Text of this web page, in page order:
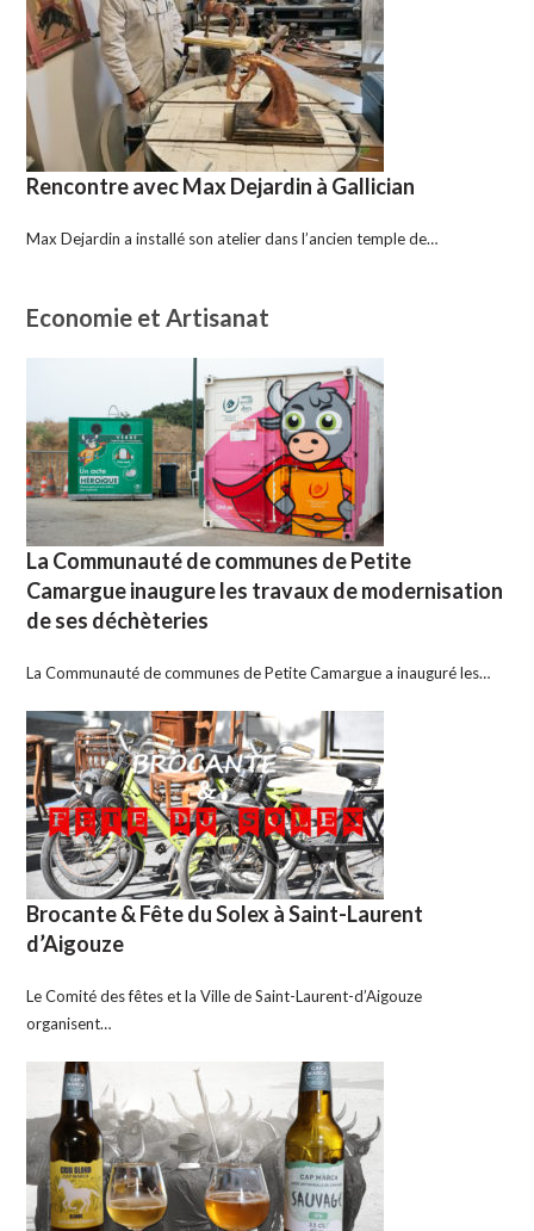
Rencontre avec Max Dejardin à Gallician
Max Dejardin a installé son atelier dans l’ancien temple de…
Economie et Artisanat
La Communauté de communes de Petite
Camargue inaugure les travaux de modernisation
de ses déchèteries
La Communauté de communes de Petite Camargue a inauguré les…
Brocante & Fête du Solex à Saint-Laurent
d’Aigouze
Le Comité des fêtes et la Ville de Saint-Laurent-d’Aigouze
organisent…